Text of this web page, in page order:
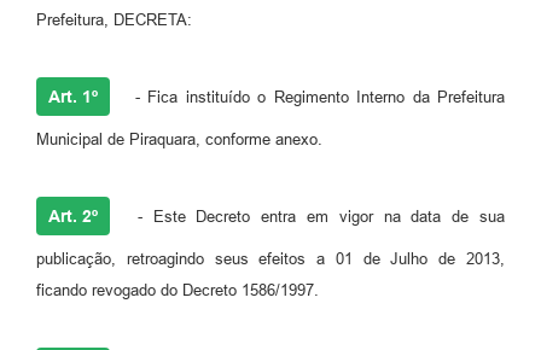
Prefeitura, DECRETA:
Art. 1º - Fica instituído o Regimento Interno da Prefeitura
Municipal de Piraquara, conforme anexo.
Art. 2º - Este Decreto entra em vigor na data de sua
publicação, retroagindo seus efeitos a 01 de Julho de 2013,
ficando revogado do Decreto 1586/1997.